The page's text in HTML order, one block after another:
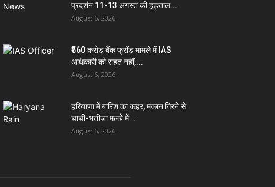
प्रदर्शन 11-13 अगस्त की हड़ताल...
August 6, 2026
₹560 करोड़ बैंक फ्रॉड मामले में IAS
अधिकारी को राहत नहीं,...
August 6, 2026
हरियाणा में बारिश का कहर, मकान गिरने से
चाची-भतीजा मलबे में...
August 6, 2026